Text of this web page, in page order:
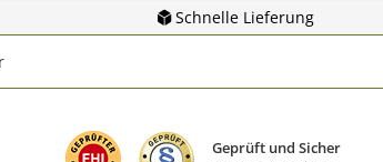
Schnelle Lieferung
Geprüft und Sicher